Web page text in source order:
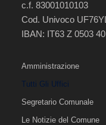
c.f. 83001010103
Cod. Univoco UF76YL
IBAN: IT63 Z 0503
Amministrazione
Tutti Gli Uffici
Segretario Comunale
Le Notizie del Comune